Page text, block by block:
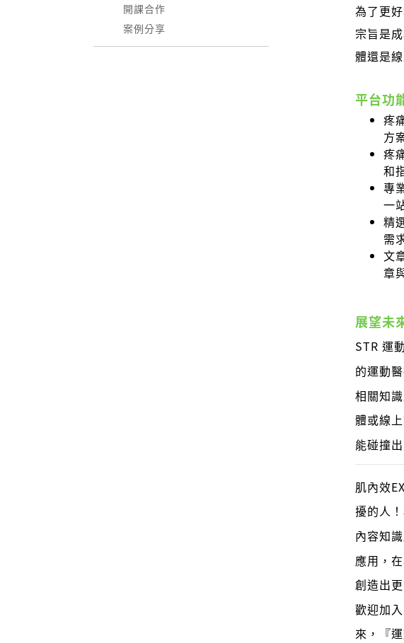
開課合作
案例分享
為了更
宗旨是
體還是
平台功
疼
方
疼
和
專
一
精
需
文
章
展望未
STR 運
的運動
相關知
體或線
能碰撞
肌內效
擾的人
內容知
應用，
創造出
歡迎加
來，『